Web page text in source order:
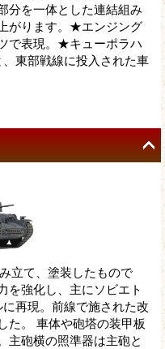
分を一体とした連結組み
がります。★エンジング
で表現。★キューポラハ
東部戦線に投入された車
立て、塗装したもので
を強化し、主にソビエト
再現。前線で施された改
た。 車体や砲塔の装甲板
主砲横の照準器は主砲と